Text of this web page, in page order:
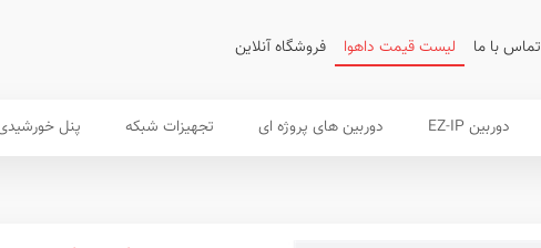
تماس با ما لیست قیمت داهوا فروشگاه آنلاین
دوربین EZ-IP دوربین های پروژه ای تجهیزات شبکه پنل